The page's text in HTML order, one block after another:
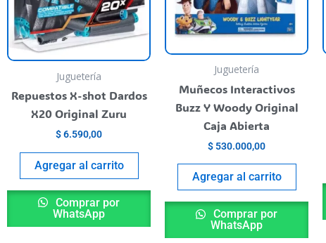
Juguetería
Repuestos X-shot Dardos
X20 Original Zuru
$6.590,00
Agregar al carrito
Comprar por
WhatsApp
Juguetería
Muñecos Interactivos
Buzz Y Woody Original
Caja Abierta
$ 530.000,00
Agregar al carrito
Comprar por
WhatsApp